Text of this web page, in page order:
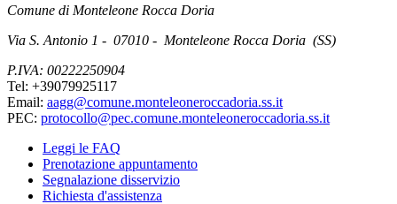
Comune di Monteleone Rocca Doria
Via S. Antonio 1 - 07010 - Monteleone Rocca Doria (SS)
P.IVA: 00222250904
Tel: +39079925117
Email: aagg@comune.monteleoneroccadoria.ss.it
PEC: protocollo@pec.comune.monteleoneroccadoria.ss.it
Leggi le FAQ
Prenotazione appuntamento
Segnalazione disservizio
Richiesta d'assistenza